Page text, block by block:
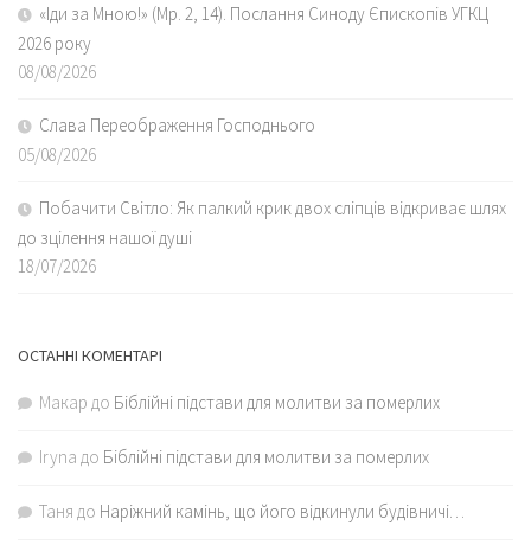
«Іди за Мною!» (Мр. 2, 14). Послання Синоду Єпископів УГКЦ
2026 року
08/08/2026
Слава Переображення Господнього
05/08/2026
Побачити Світло: Як палкий крик двох сліпців відкриває шлях
до зцілення нашої душі
18/07/2026
ОСТАННІ КОМЕНТАРІ
Макар до Біблійні підстави для молитви за померлих
Iryna до Біблійні підстави для молитви за померлих
Таня до Наріжний камінь, що його відкинули будівничі…